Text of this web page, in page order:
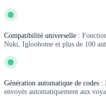
Compatibilité universelle :
Nuki, Igloohome et plus de 100
Génération automatique de codes :
envoyés automatiquement aux